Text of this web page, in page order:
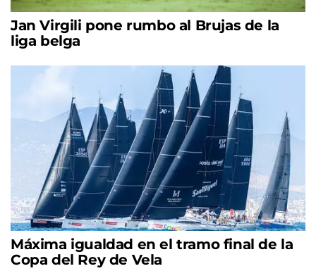
Jan Virgili pone rumbo al Brujas de la
liga belga
Máxima igualdad en el tramo final de la
Copa del Rey de Vela